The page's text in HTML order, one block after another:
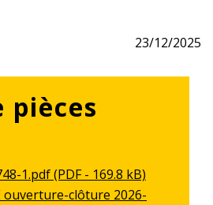
23/12/2025
pièces
1.pdf (PDF - 169.8 kB)
ouverture-clôture 2026-